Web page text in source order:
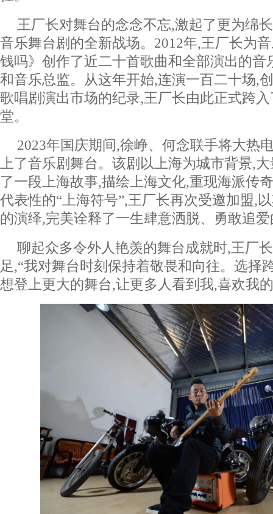
王厂长对舞台的念念不忘,激起了更为绵
音乐舞台剧的全新战场。2012年,王厂长为
钱吗》创作了近二十首歌曲和全部演出的音
和音乐总监。从这年开始,连演一百二十场,
歌唱剧演出市场的纪录,王厂长由此正式跨
堂。
2023年国庆期间,徐峥、何念联手将大热
上了音乐剧舞台。该剧以上海为城市背景,
了一段上海故事,描绘上海文化,重现海派传
代表性的“上海符号”,王厂长再次受邀加盟,
的演绎,完美诠释了一生肆意洒脱、勇敢追爱
聊起众多令外人艳羡的舞台成就时,王厂
足,“我对舞台时刻保持着敬畏和向往。选择
想登上更大的舞台,让更多人看到我,喜欢我